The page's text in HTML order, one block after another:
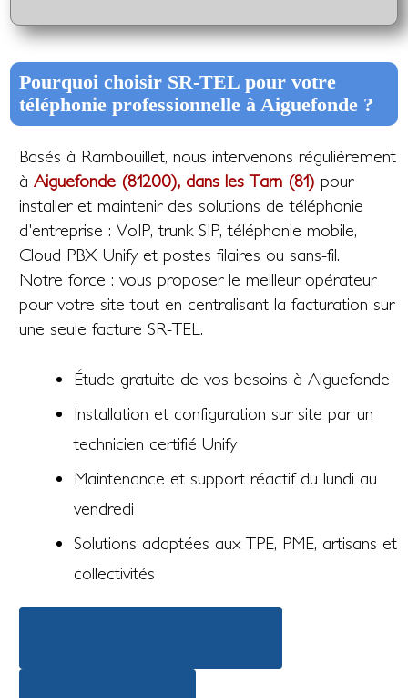
Pourquoi choisir SR-TEL pour votre
téléphonie professionnelle à Aiguefonde ?
Basés à Rambouillet, nous intervenons régulièrement
àAiguefonde (81200), dans les Tarn (81) pour
installer et maintenir des solutions de téléphonie
d'entreprise : VoIP, trunk SIP, téléphonie mobile,
Cloud PBX Unify et postes filaires ou sans-fil.
Notre force : vous proposer le meilleur opérateur
pour votre site tout en centralisant la facturation sur
une seule facture SR-TEL.
Étude gratuite de vos besoins à Aiguefonde
Installation et configuration sur site par un
technicien certifié Unify
Maintenance et support réactif du lundi au
vendredi
Solutions adaptées aux TPE, PME, artisans et
collectivités